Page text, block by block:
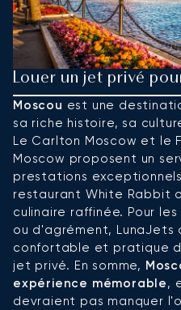
Louer un jet privé
Moscou est une
sa riche histoire, sa
Le Carlton Moscow et le
Moscow proposent un
prestations
restaurant White Rabbit
culinaire raffinée. Pour
ou d'agrément, LunaJets
confortable et pratique
jet privé. En somme,
expérience mémorable,
devraient pas manquer